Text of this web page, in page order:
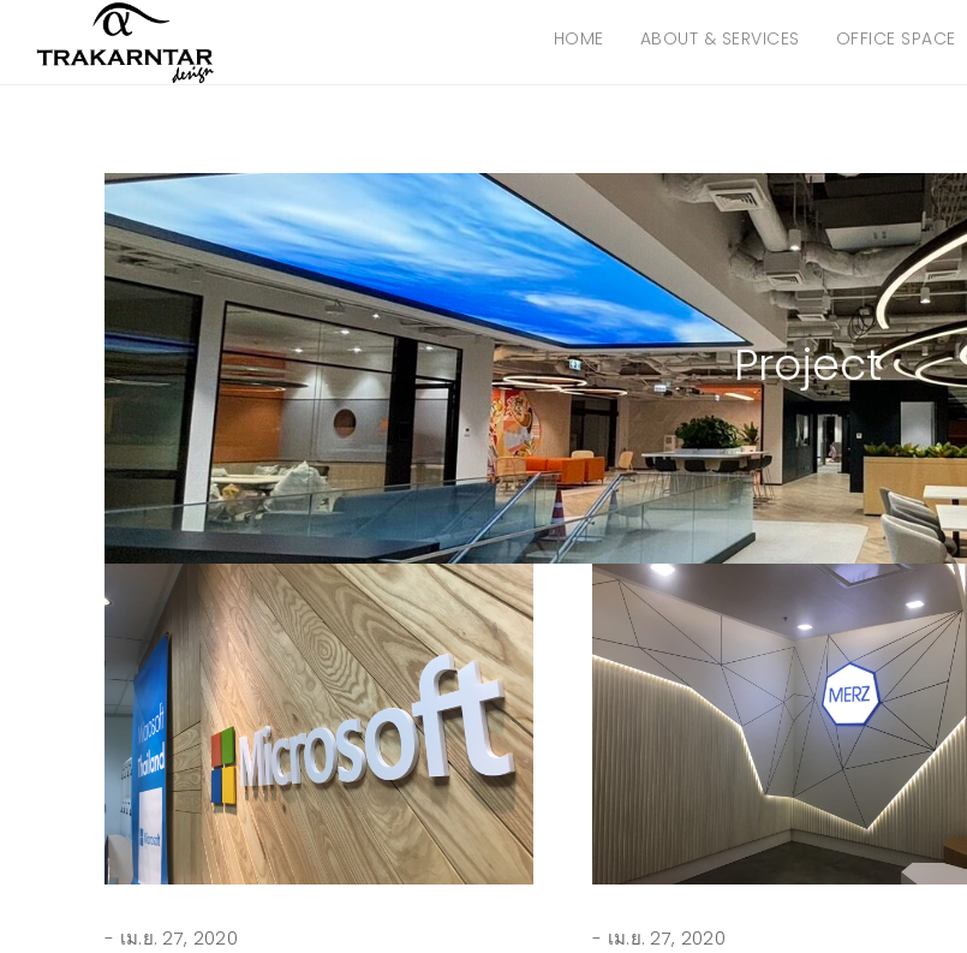
HOME ABOUT & SERVICES OFFICE SPACE
Project
เม.ย. 27, 2020 เม.ย. 27, 2020